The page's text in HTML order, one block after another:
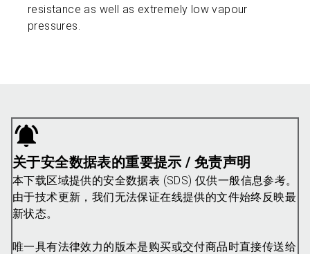
resistance as well as extremely low vapour
pressures.
关于安全数据表的重要提示 / 免责声明
本下载区域提供的安全数据表 (SDS) 仅供一般信息参考。
由于技术更新，我们无法保证在线提供的文件始终反映最
新状态。
唯一具有法律效力的版本是购买或交付商品时直接传送给